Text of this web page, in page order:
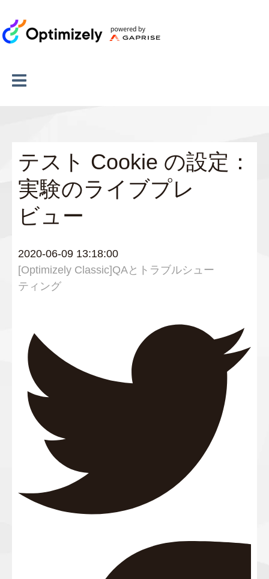
テスト Cookie の設定：
実験のライブプレ
ビュー
2020-06-09 13:18:00
[Optimizely Classic]QAとトラブルシュー
ティング